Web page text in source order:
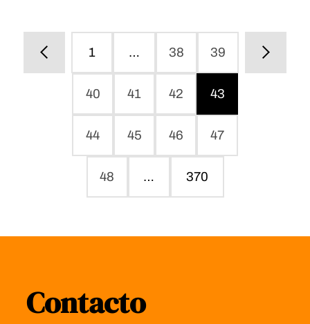
1 … 38 39
40 41 42 43
44 45 46 47
48 … 370
Contacto